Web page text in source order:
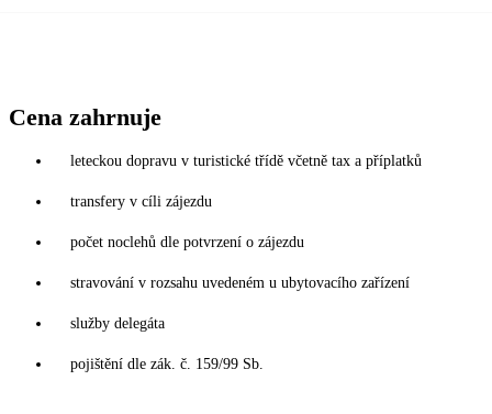
Cena zahrnuje
leteckou dopravu v turistické třídě včetně tax a příplatků
transfery v cíli zájezdu
počet noclehů dle potvrzení o zájezdu
stravování v rozsahu uvedeném u ubytovacího zařízení
služby delegáta
pojištění dle zák. č. 159/99 Sb.